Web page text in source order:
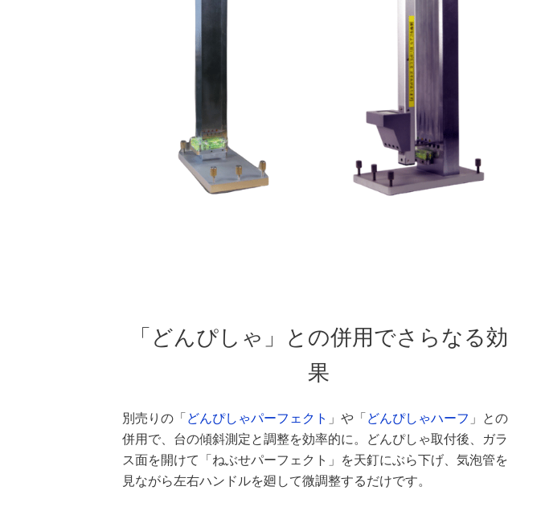
「どんぴしゃ」との併用でさらなる効
果
別売りの「どんぴしゃパーフェクト 」や「どんぴしゃハーフ 」との
併用で、台の傾斜測定と調整を効率的に。どんぴしゃ取付後、ガラ
ス面を開けて「ねぶせパーフェクト」を天釘にぶら下げ、気泡管を
見ながら左右ハンドルを廻して微調整するだけです。